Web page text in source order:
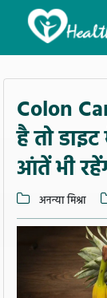
Colon
है तो
आंतें भी
अनन्या मिश्रा